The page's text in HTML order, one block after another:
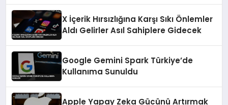
X İçerik Hırsızlığına Karşı Sıkı Önlemler
Aldı Gelirler Asıl Sahiplere Gidecek
Google Gemini Spark Türkiye’de
Kullanıma Sunuldu
Apple Yapay Zeka Gücünü Artırmak